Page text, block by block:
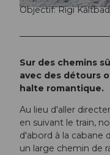
© Gäste-Service Rigi, BENUTZER1
Objectif: Rigi Kaltbad
Sur des chemins
avec des détours
halte romantique.
Au lieu d'aller
en suivant le train,
d'abord à la cabane
un large chemin de